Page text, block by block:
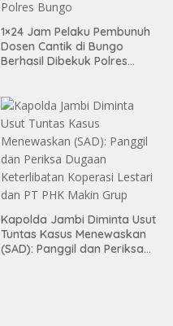
1×24 Jam Pelaku Pembunuh
Dosen Cantik di Bungo
Berhasil Dibekuk Polres
Kapolda Jambi Diminta Usut
Tuntas Kasus Menewaskan
(SAD): Panggil dan Periksa